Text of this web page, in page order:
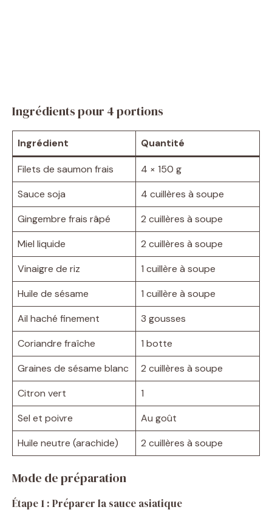
Ingrédients pour 4 portions
Ingrédient Quantité
Filets de saumon frais
4 × 150 g
Sauce soja
4 cuillères à soupe
Gingembre frais râpé
2 cuillères à soupe
Miel liquide
2 cuillères à soupe
Vinaigre de riz
1 cuillère à soupe
Huile de sésame
1 cuillère à soupe
Ail haché finement
3 gousses
Coriandre fraîche
1 botte
Graines de sésame blanc
2 cuillères à soupe
Citron vert
1
Sel et poivre
Au goût
Huile neutre (arachide)
2 cuillères à soupe
Mode de préparation
Étape 1 : Préparer la sauce asiatique